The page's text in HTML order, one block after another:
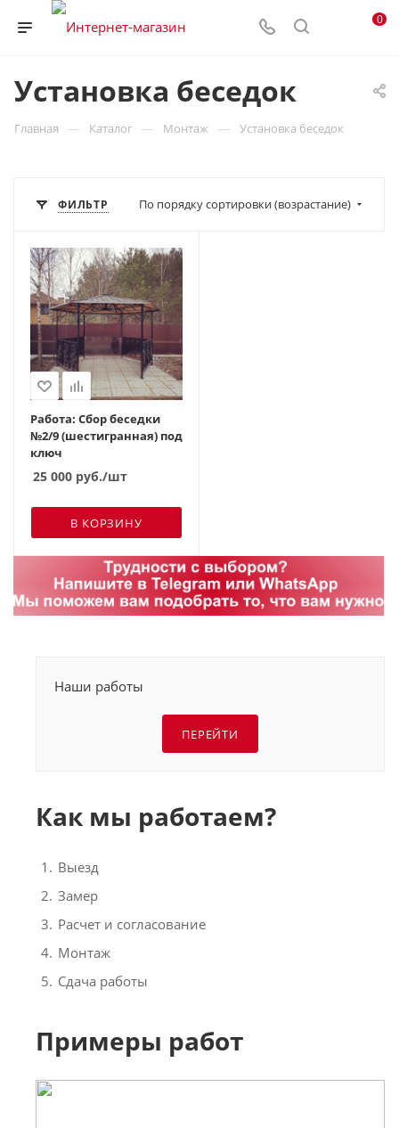
0
Установка беседок
Главная — Каталог — Монтаж — Установка беседок
ФИЛЬТР По порядку сортировки (возрастание)
Работа: Сбор беседки
№2/9 (шестигранная) под
ключ
25 000 руб./шт
В КОРЗИНУ
Наши работы
ПЕРЕЙТИ
Как мы работаем?
Выезд
Замер
Расчет и согласование
Монтаж
Сдача работы
Примеры работ